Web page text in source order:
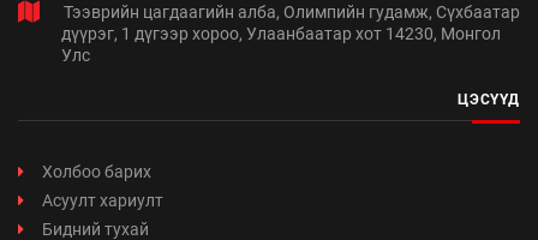
Тээврийн цагдаагийн алба, Олимпийн гудамж, Сүхбаатар
дүүрэг, 1 дүгээр хороо, Улаанбаатар хот 14230, Монгол
Улс
ЦЭСҮҮД
Холбоо барих
Асуулт хариулт
Бидний тухай